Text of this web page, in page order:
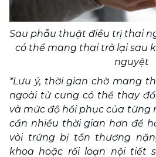
Sau phẫu thuật điều trị thai
có thể mang thai trở lại sau
nguyệt
*Lưu ý, thời gian chờ mang
ngoài tử cung có thể thay
và mức độ hồi phục của từng
cần nhiều thời gian hơn để
vòi trứng bị tổn thương
khoa hoặc rối loạn nội tiết